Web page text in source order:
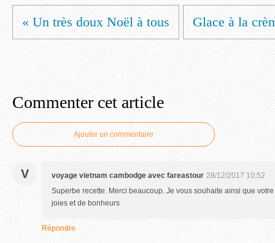
« Un très doux Noël à tous Glace à la
Commenter cet article
Ajouter un commentaire
V voyage vietnam cambodge avec fareastour 28/12/2017 10:52
Superbe recette. Merci beaucoup. Je vous souhaite ainsi que
joies et de bonheurs
Répondre